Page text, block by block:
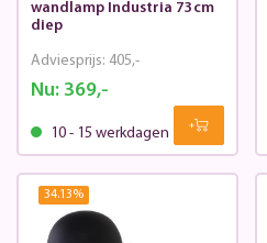
wandlamp Industria 73cm
diep
Nu:369,-
Adviesprijs: 405,-
10 - 15 werkdagen
34.13%